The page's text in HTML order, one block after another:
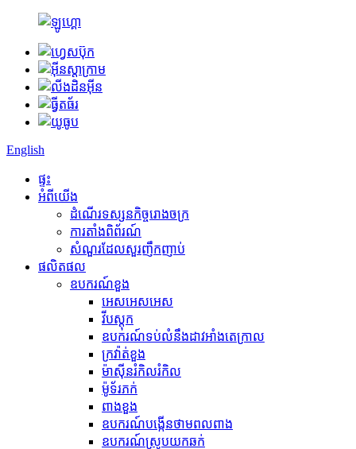
English
ផ្ទះ
អំពីយើង
ដំណើរទស្សនកិច្ចរោងចក្រ
ការតាំងពិព័រណ៍
សំណួរដែលសួរញឹកញាប់
ផលិតផល
ឧបករណ៍ខួង
អេសអេសអេស
វីបស្តុក
ឧបករណ៍​ទប់លំនឹង​ដាវ​អាំងតេក្រាល
ក្រវ៉ាត់ខួង
ម៉ាស៊ីន​រំកិល​រំកិល
ម៉ូទ័រភក់
ពាងខួង
ឧបករណ៍បង្កើនថាមពលពាង
ឧបករណ៍ស្រូបយកឆក់